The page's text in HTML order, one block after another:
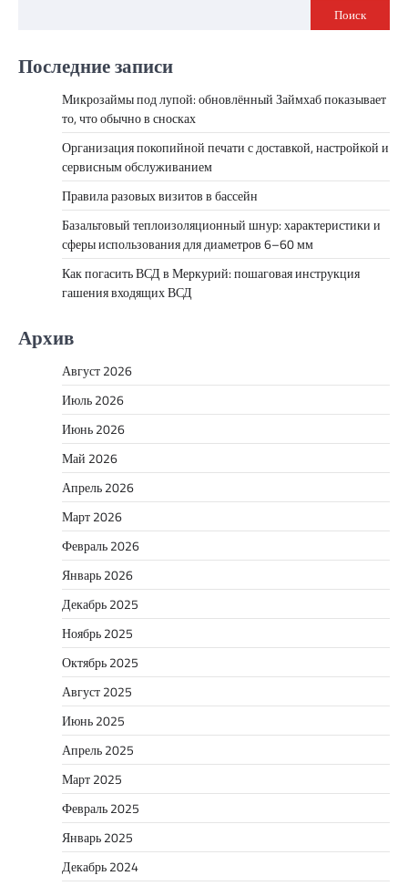
Поиск
Последние записи
Микрозаймы под лупой: обновлённый Займхаб показывает
то, что обычно в сносках
Организация покопийной печати с доставкой, настройкой и
сервисным обслуживанием
Правила разовых визитов в бассейн
Базальтовый теплоизоляционный шнур: характеристики и
сферы использования для диаметров 6–60 мм
Как погасить ВСД в Меркурий: пошаговая инструкция
гашения входящих ВСД
Архив
Август 2026
Июль 2026
Июнь 2026
Май 2026
Апрель 2026
Март 2026
Февраль 2026
Январь 2026
Декабрь 2025
Ноябрь 2025
Октябрь 2025
Август 2025
Июнь 2025
Апрель 2025
Март 2025
Февраль 2025
Январь 2025
Декабрь 2024